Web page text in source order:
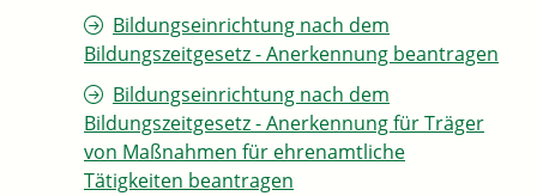
Bildungseinrichtung nach dem
Bildungszeitgesetz - Anerkennung beantragen
Bildungseinrichtung nach dem
Bildungszeitgesetz - Anerkennung für Träger
von Maßnahmen für ehrenamtliche
Tätigkeiten beantragen